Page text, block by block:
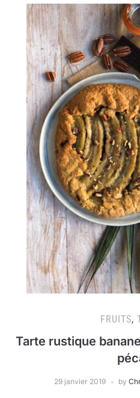
FRUITS,
Tarte rustique
29 janvier 2019 by